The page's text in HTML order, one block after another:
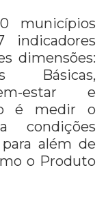
municípios
dimensões:
Básicas,
estar e
é medir o
condições
além de
o Produto